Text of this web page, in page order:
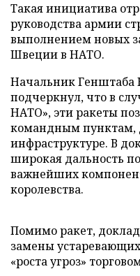
Такая инициатива
руководства армии
выполнением новых
Швеции в НАТО.
Начальник
подчеркнул, что в
НАТО», эти ракеты
командным
инфраструктуре. В
широкая дальность
важнейших
королевства.
Помимо ракет,
замены
«роста угроз»